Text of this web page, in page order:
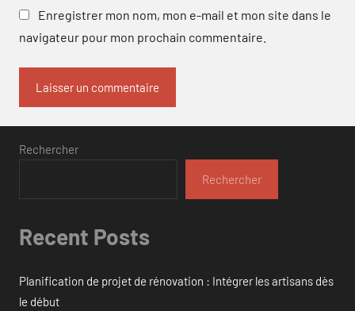
Enregistrer mon nom, mon e-mail et mon site dans le
navigateur pour mon prochain commentaire.
Rechercher
Rechercher
Recent Posts
Planification de projet de rénovation : Intégrer les artisans dès
le début